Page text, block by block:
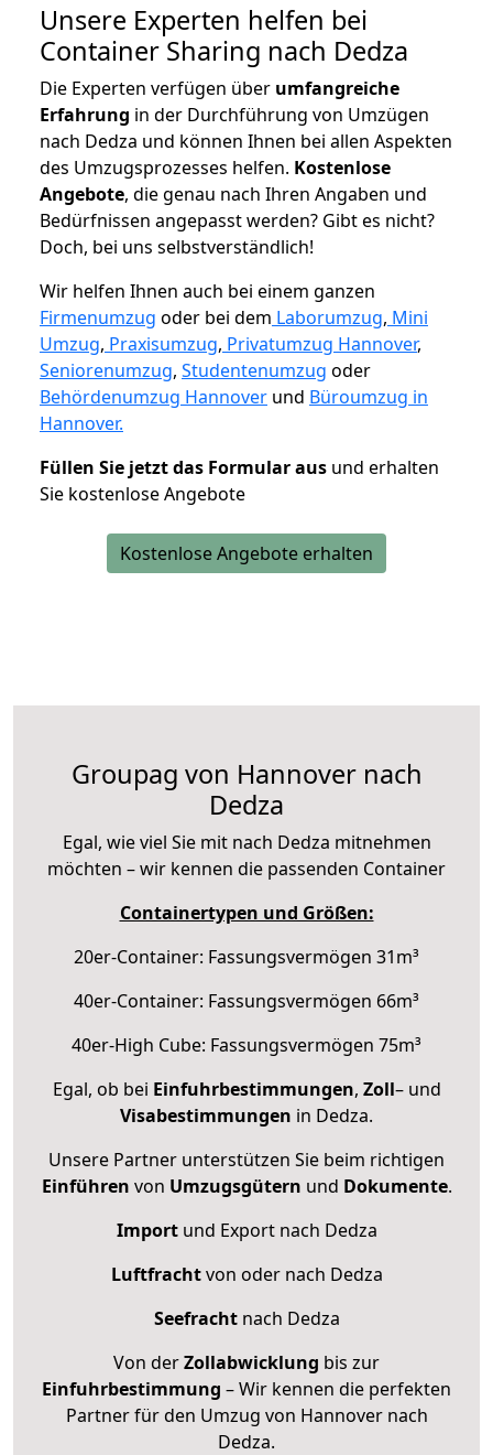
Unsere Experten helfen bei
Container Sharing nach Dedza
Die Experten verfügen über umfangreiche
Erfahrung in der Durchführung von Umzügen
nach Dedza und können Ihnen bei allen Aspekten
des Umzugsprozesses helfen. Kostenlose
Angebote, die genau nach Ihren Angaben und
Bedürfnissen angepasst werden? Gibt es nicht?
Doch, bei uns selbstverständlich!
Wir helfen Ihnen auch bei einem ganzen
Firmenumzug oder bei dem Laborumzug, Mini
Umzug, Praxisumzug, Privatumzug Hannover,
Seniorenumzug, Studentenumzug oder
Behördenumzug Hannover und Büroumzug in
Hannover.
Füllen Sie jetzt das Formular aus und erhalten
Sie kostenlose Angebote
Kostenlose Angebote erhalten
Groupag von Hannover nach
Dedza
Egal, wie viel Sie mit nach Dedza mitnehmen
möchten – wir kennen die passenden Container
Containertypen und Größen:
20er-Container: Fassungsvermögen 31m³
40er-Container: Fassungsvermögen 66m³
40er-High Cube: Fassungsvermögen 75m³
Egal, ob bei Einfuhrbestimmungen, Zoll– und
Visabestimmungen in Dedza.
Unsere Partner unterstützen Sie beim richtigen
Einführen von Umzugsgütern und Dokumente.
Importund Export nach Dedza
Luftfrachtvon oder nach Dedza
Seefrachtnach Dedza
Von derZollabwicklung bis zur
Einfuhrbestimmung – Wir kennen die perfekten
Partner für den Umzug von Hannover nach
Dedza.